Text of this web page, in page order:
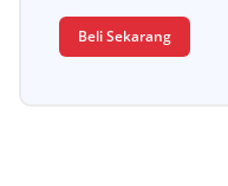
Beli Sekarang